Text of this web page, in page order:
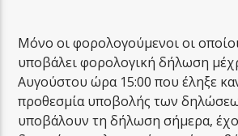
Μόνο οι φορολογούμενοι οι
υποβάλει φορολογική δήλωση
Αυγούστου ώρα 15:00 που έληξε
προθεσμία υποβολής των
υποβάλουν τη δήλωση σήμερα,